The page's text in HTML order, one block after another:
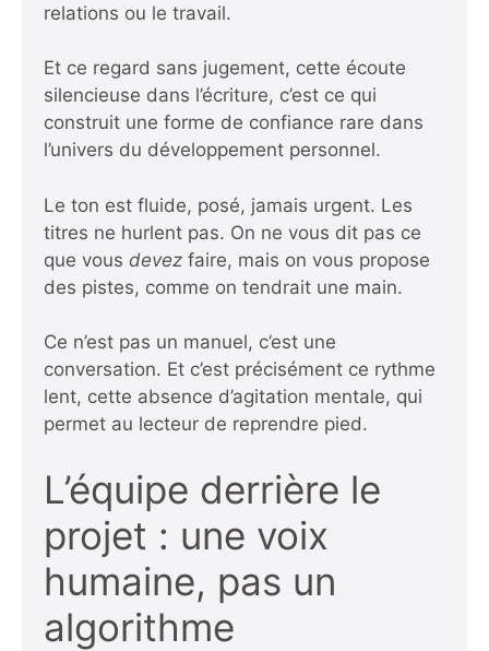
relations ou le travail.
Et ce regard sans jugement, cette écoute
silencieuse dans l’écriture, c’est ce qui
construit une forme de confiance rare dans
l’univers du développement personnel.
Le ton est fluide, posé, jamais urgent. Les
titres ne hurlent pas. On ne vous dit pas ce
que vous devez faire, mais on vous propose
des pistes, comme on tendrait une main.
Ce n’est pas un manuel, c’est une
conversation. Et c’est précisément ce rythme
lent, cette absence d’agitation mentale, qui
permet au lecteur de reprendre pied.
L’équipe derrière le
projet : une voix
humaine, pas un
algorithme